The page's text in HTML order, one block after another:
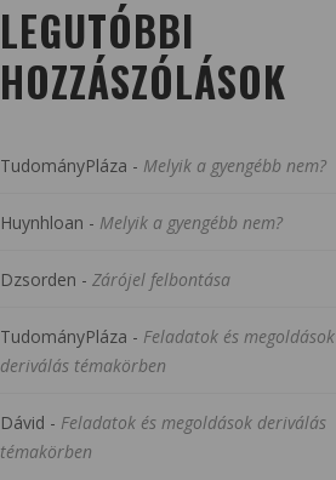
LEGUTÓBBI
HOZZÁSZÓLÁSOK
TudományPláza - Melyik a gyengébb nem?
Huynhloan - Melyik a gyengébb nem?
Dzsorden - Zárójel felbontása
TudományPláza - Feladatok és megoldások
deriválás témakörben
Dávid - Feladatok és megoldások deriválás
témakörben